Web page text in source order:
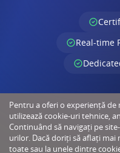
Real-time
Pentru a oferi o experiență
utilizează cookie-uri tehnice,
Continuând să navigați pe
urilor. Dacă doriți să aflați
toate sau la unele dintre